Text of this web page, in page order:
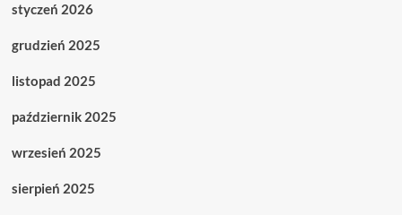
styczeń 2026
grudzień 2025
listopad 2025
październik 2025
wrzesień 2025
sierpień 2025